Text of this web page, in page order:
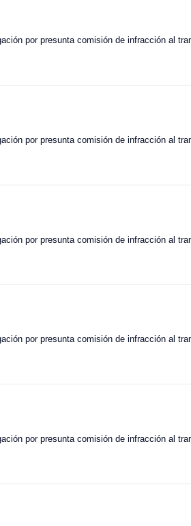
por presunta comisión de infracción al
por presunta comisión de infracción al
por presunta comisión de infracción al
por presunta comisión de infracción al
por presunta comisión de infracción al